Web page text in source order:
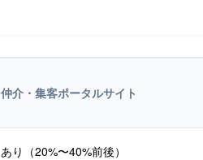
仲介・集客ポータルサイト
あり（20%〜40%前後）